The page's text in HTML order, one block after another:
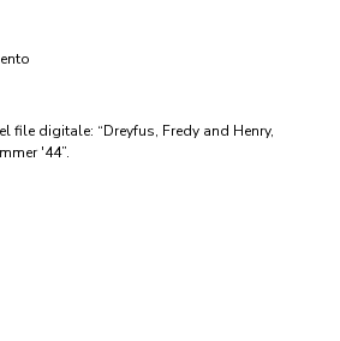
file digitale: “Dreyfus, Fredy and Henry,
'44”.